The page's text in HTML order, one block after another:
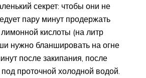
секрет: чтобы они не
пару минут продержать
кислоты (на литр
нужно бланшировать на огне
после закипания, после
под проточной холодной водой.